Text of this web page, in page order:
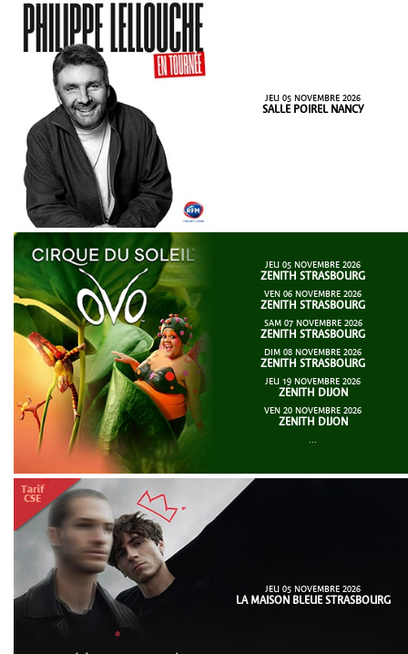
JEU 05 NOVEMBRE 2026
SALLE POIREL NANCY
JEU 05 NOVEMBRE 2026
ZENITH STRASBOURG
VEN 06 NOVEMBRE 2026
ZENITH STRASBOURG
SAM 07 NOVEMBRE 2026
ZENITH STRASBOURG
DIM 08 NOVEMBRE 2026
ZENITH STRASBOURG
JEU 19 NOVEMBRE 2026
ZENITH DIJON
VEN 20 NOVEMBRE 2026
ZENITH DIJON
...
JEU 05 NOVEMBRE 2026
LA MAISON BLEUE STRASBOURG